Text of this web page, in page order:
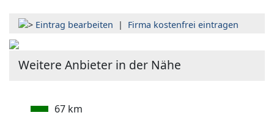
Eintrag bearbeiten | Firma kostenfrei eintragen
Weitere Anbieter in der Nähe
67 km